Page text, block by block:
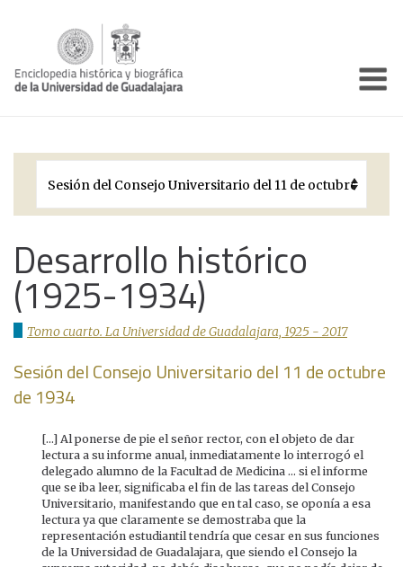
Períodos Históricos
Galería
Documentos institucionales
Desarrollo histórico
(1925-1934)
Tomo cuarto. La Universidad de Guadalajara, 1925 - 2017
Sesión del Consejo Universitario del 11 de octubre
de 1934
[...] Al ponerse de pie el señor rector, con el objeto de dar
lectura a su informe anual, inmediatamente lo interrogó el
delegado alumno de la Facultad de Medicina ... si el informe
que se iba leer, significaba el fin de las tareas del Consejo
Universitario, manifestando que en tal caso, se oponía a esa
lectura ya que claramente se demostraba que la
representación estudiantil tendría que cesar en sus funciones
de la Universidad de Guadalajara, que siendo el Consejo la